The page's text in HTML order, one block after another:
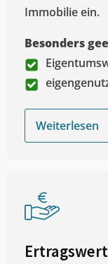
Immobilie ein.
Besonders
Weiterlesen